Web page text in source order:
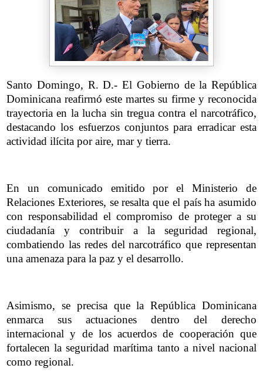
Santo Domingo, R. D.- El Gobierno de la República
Dominicana reafirmó este martes su firme y reconocida
trayectoria en la lucha sin tregua contra el narcotráfico,
destacando los esfuerzos conjuntos para erradicar esta
actividad ilícita por aire, mar y tierra.
En un comunicado emitido por el Ministerio de
Relaciones Exteriores, se resalta que el país ha asumido
con responsabilidad el compromiso de proteger a su
ciudadanía y contribuir a la seguridad regional,
combatiendo las redes del narcotráfico que representan
una amenaza para la paz y el desarrollo.
Asimismo, se precisa que la República Dominicana
enmarca sus actuaciones dentro del derecho
internacional y de los acuerdos de cooperación que
fortalecen la seguridad marítima tanto a nivel nacional
como regional.